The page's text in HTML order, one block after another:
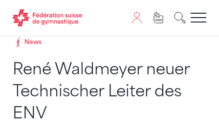
Passer au contenu
Naviguer vers le plan du siten
JavaScript est nécessaire pour naviguer sur ce site.
News
René Waldmeyer neuer
Technischer Leiter des
ENV